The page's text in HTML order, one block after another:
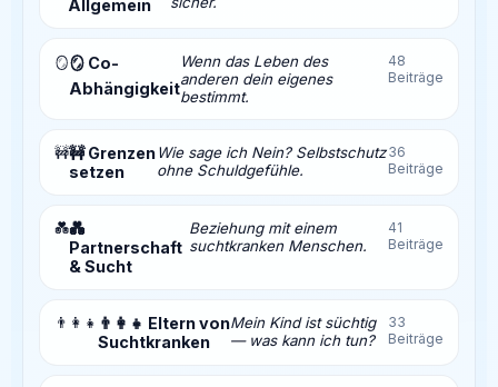
Allgemein
🪞🪞 Co-
Abhängigkeit
Wenn das Leben des
anderen dein eigenes
bestimmt.
48
Beiträge
🚧🚧 Grenzen
setzen
Wie sage ich Nein? Selbstschutz
ohne Schuldgefühle.
36
Beiträge
💑💑
Partnerschaft
& Sucht
Beziehung mit einem
suchtkranken Menschen.
41
Beiträge
👨‍👩‍👧 👨‍👩‍👧 Eltern von
Suchtkranken
Mein Kind ist süchtig
— was kann ich tun?
33
Beiträge